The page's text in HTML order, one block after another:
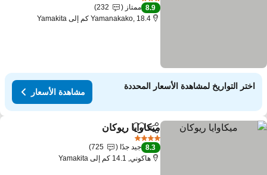
8.9 ممتاز
232
Yamanakako, 18.4 كم إلى Yamakita
اختر التواريخ لمشاهدة الأسعار المحددة
مشاهدة الأسعار
مشاركةAdd to favorites
ميكاوايا ريوكان
8.3 جيد جدًا
725
هاكوني, 14.1 كم إلى Yamakita